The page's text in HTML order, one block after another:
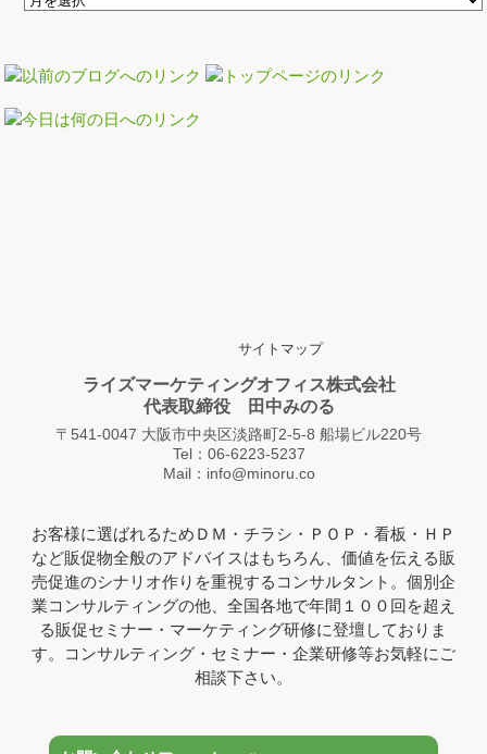
サイトマップ
ライズマーケティングオフィス株式会社
代表取締役 田中みのる
〒541-0047 大阪市中央区淡路町2-5-8 船場ビル220号
Tel：06-6223-5237
Mail：info@minoru.co
お客様に選ばれるためＤＭ・チラシ・ＰＯＰ・看板・ＨＰ
など販促物全般のアドバイスはもちろん、価値を伝える販
売促進のシナリオ作りを重視するコンサルタント。個別企
業コンサルティングの他、全国各地で年間１００回を超え
る販促セミナー・マーケティング研修に登壇しておりま
す。コンサルティング・セミナー・企業研修等お気軽にご
相談下さい。